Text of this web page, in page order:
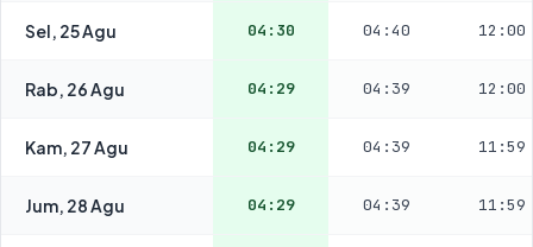
Sel, 25 Agu 04:30 04:40 12:00
Rab, 26 Agu 04:29 04:39 12:00
Kam, 27 Agu 04:29 04:39 11:59
Jum, 28 Agu 04:29 04:39 11:59